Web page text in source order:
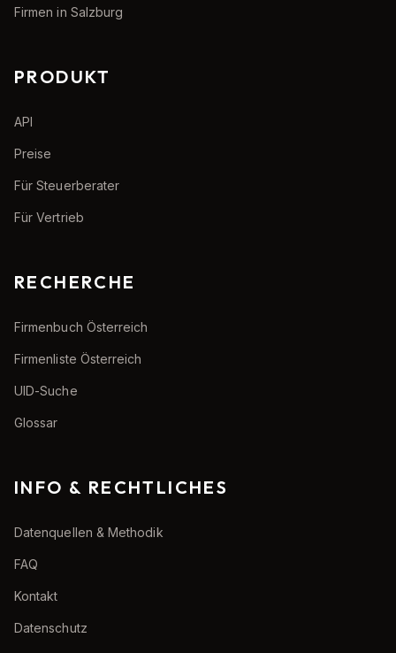
Firmen in Salzburg
PRODUKT
API
Preise
Für Steuerberater
Für Vertrieb
RECHERCHE
Firmenbuch Österreich
Firmenliste Österreich
UID-Suche
Glossar
INFO & RECHTLICHES
Datenquellen & Methodik
FAQ
Kontakt
Datenschutz